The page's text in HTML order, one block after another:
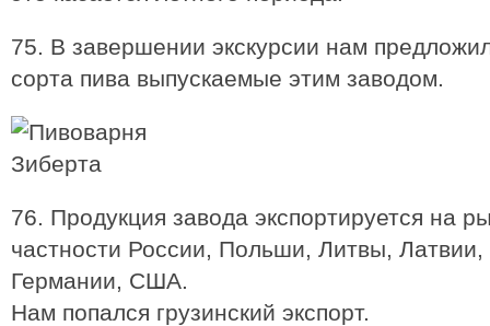
75. В завершении экскурсии нам
сорта пива выпускаемые этим заводом.
76. Продукция завода экспортируется на
частности России, Польши, Литвы,
Германии, США.
Нам попался грузинский экспорт.